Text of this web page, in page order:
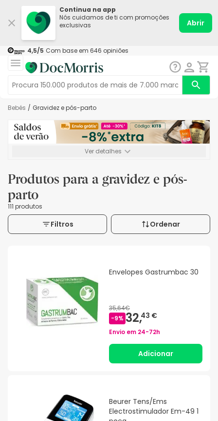
Continua na app
Nós cuidamos de ti com promoções
exclusivas
Abrir
4,5/5 Com base em 646 opiniões
Bebés / Gravidez e pós-parto
Ver detalhes
Produtos para a gravidez e pós-
parto
111 produtos
Filtros Ordenar
Envelopes Gastrumbac 30
35,64€
-9% 32,43 €
Envio em 24-72h
Adicionar
Beurer Tens/Ems
Electrostimulador Em-49 1